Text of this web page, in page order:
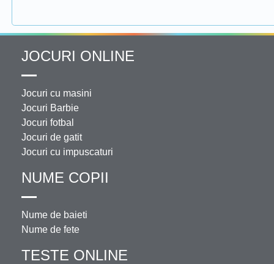
JOCURI ONLINE
Jocuri cu masini
Jocuri Barbie
Jocuri fotbal
Jocuri de gatit
Jocuri cu impuscaturi
NUME COPII
Nume de baieti
Nume de fete
TESTE ONLINE